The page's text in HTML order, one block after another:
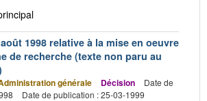
1998 relative à la mise en oeuvre
de recherche (texte non paru au
générale Décision
Date de
Date de publication : 25-03-1999